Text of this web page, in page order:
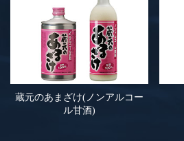
蔵元のあまざけ(ノンアルコー
ル甘酒)